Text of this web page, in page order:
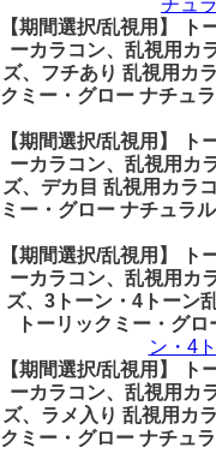
【期間選択/乱視用】 ト
ーカラコン、乱視用カ
ズ、フチあり 乱視用カ
クミー・グロー ナチュ
【期間選択/乱視用】 ト
ーカラコン、乱視用カ
ズ、デカ目 乱視用カラ
ミー・グロー ナチュラ
【期間選択/乱視用】 ト
ーカラコン、乱視用カ
ズ、3トーン・4トーン
トーリックミー・グ
ン・4
【期間選択/乱視用】 ト
ーカラコン、乱視用カ
ズ、ラメ入り 乱視用カ
クミー・グロー ナチュ